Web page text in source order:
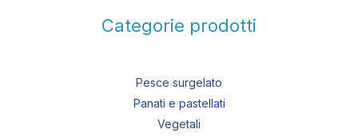
Categorie prodotti
Pesce surgelato
Panati e pastellati
Vegetali